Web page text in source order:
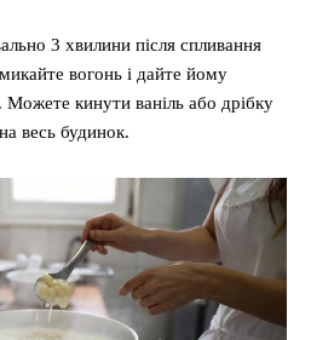
3 хвилини після спливання
вогонь і дайте йому
кинути ваніль або дрібку
весь будинок.